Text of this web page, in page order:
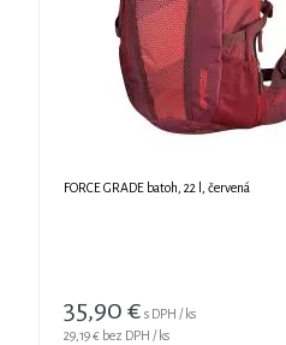
FORCE GRADE batoh, 22 l, červená
35,90 € s DPH / ks
29,19 € bez DPH / ks